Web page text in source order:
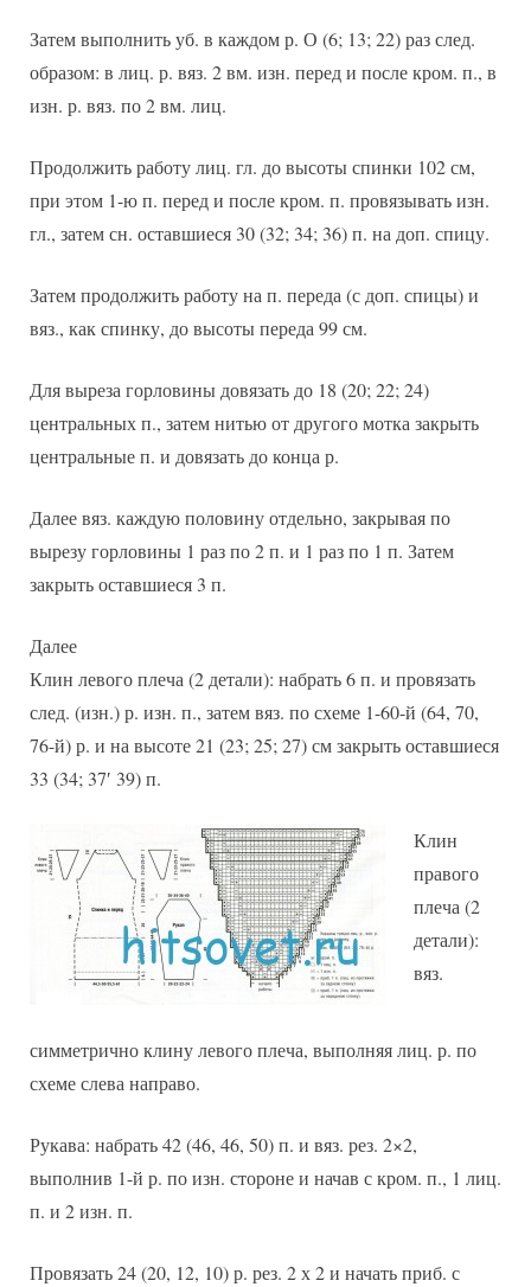
Затем выполнить уб. в каждом р. О (6; 13; 22) раз след.
образом: в лиц. р. вяз. 2 вм. изн. перед и после кром. п., в
изн. р. вяз. по 2 вм. лиц.
Продолжить работу лиц. гл. до высоты спинки 102 см,
при этом 1-ю п. перед и после кром. п. провязывать изн.
гл., затем сн. оставшиеся 30 (32; 34; 36) п. на доп. спицу.
Затем продолжить работу на п. переда (с доп. спицы) и
вяз., как спинку, до высоты переда 99 см.
Для выреза горловины довязать до 18 (20; 22; 24)
центральных п., затем нитью от другого мотка закрыть
центральные п. и довязать до конца р.
Далее вяз. каждую половину отдельно, закрывая по
вырезу горловины 1 раз по 2 п. и 1 раз по 1 п. Затем
закрыть оставшиеся 3 п.
Далее
Клин левого плеча (2 детали): набрать 6 п. и провязать
след. (изн.) р. изн. п., затем вяз. по схеме 1-60-й (64, 70,
76-й) р. и на высоте 21 (23; 25; 27) см закрыть оставшиеся
33 (34; 37′ 39) п.
Клин
правого
плеча (2
детали):
вяз.
симметрично клину левого плеча, выполняя лиц. р. по
схеме слева направо.
Рукава: набрать 42 (46, 46, 50) п. и вяз. рез. 2×2,
выполнив 1-й р. по изн. стороне и начав с кром. п., 1 лиц.
п. и 2 изн. п.
Провязать 24 (20, 12, 10) р. рез. 2 х 2 и начать приб. с